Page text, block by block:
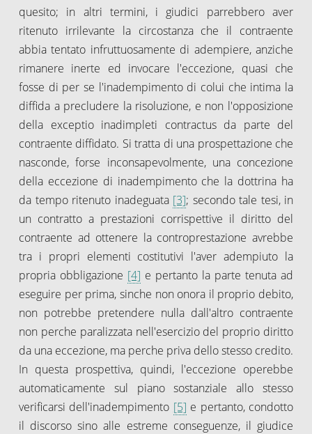
quesito; in altri termini, i giudici parrebbero aver
ritenuto irrilevante la circostanza che il contraente
abbia tentato infruttuosamente di adempiere, anziche
rimanere inerte ed invocare l'eccezione, quasi che
fosse di per se l'inadempimento di colui che intima la
diffida a precludere la risoluzione, e non l'opposizione
della exceptio inadimpleti contractus da parte del
contraente diffidato. Si tratta di una prospettazione che
nasconde, forse inconsapevolmente, una concezione
della eccezione di inadempimento che la dottrina ha
da tempo ritenuto inadeguata [3]; secondo tale tesi, in
un contratto a prestazioni corrispettive il diritto del
contraente ad ottenere la controprestazione avrebbe
tra i propri elementi costitutivi l'aver adempiuto la
propria obbligazione [4] e pertanto la parte tenuta ad
eseguire per prima, sinche non onora il proprio debito,
non potrebbe pretendere nulla dall'altro contraente
non perche paralizzata nell'esercizio del proprio diritto
da una eccezione, ma perche priva dello stesso credito.
In questa prospettiva, quindi, l'eccezione operebbe
automaticamente sul piano sostanziale allo stesso
verificarsi dell'inadempimento [5] e pertanto, condotto
il discorso sino alle estreme conseguenze, il giudice